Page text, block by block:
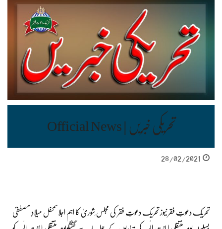
تحریکی خبریں | Official News
28/02/2021
تحریک دعوتِ فقر نیوز تحریک دعوتِ فقر کی مجلس ِشوریٰ کا اہم اجلاسمحفل میلادِ مصطفیؐ